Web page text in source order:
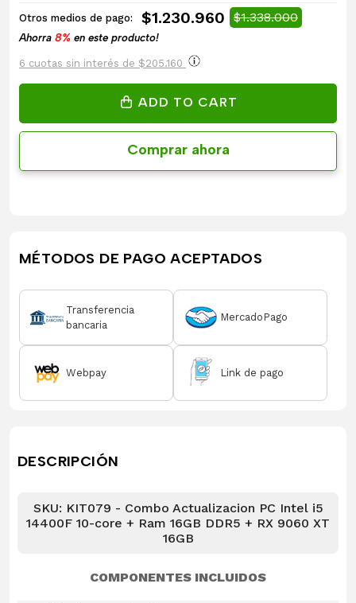
Otros medios de pago: $1.230.960 $1.338.000
Ahorra 8% en este producto!
6 cuotas sin interés de $205.160
ADD TO CART
Comprar ahora
MÉTODOS DE PAGO ACEPTADOS
Transferencia
bancaria
MercadoPago
Webpay Link de pago
DESCRIPCIÓN
SKU: KIT079 - Combo Actualizacion PC Intel i5
14400F 10-core + Ram 16GB DDR5 + RX 9060 XT
16GB
COMPONENTES INCLUIDOS